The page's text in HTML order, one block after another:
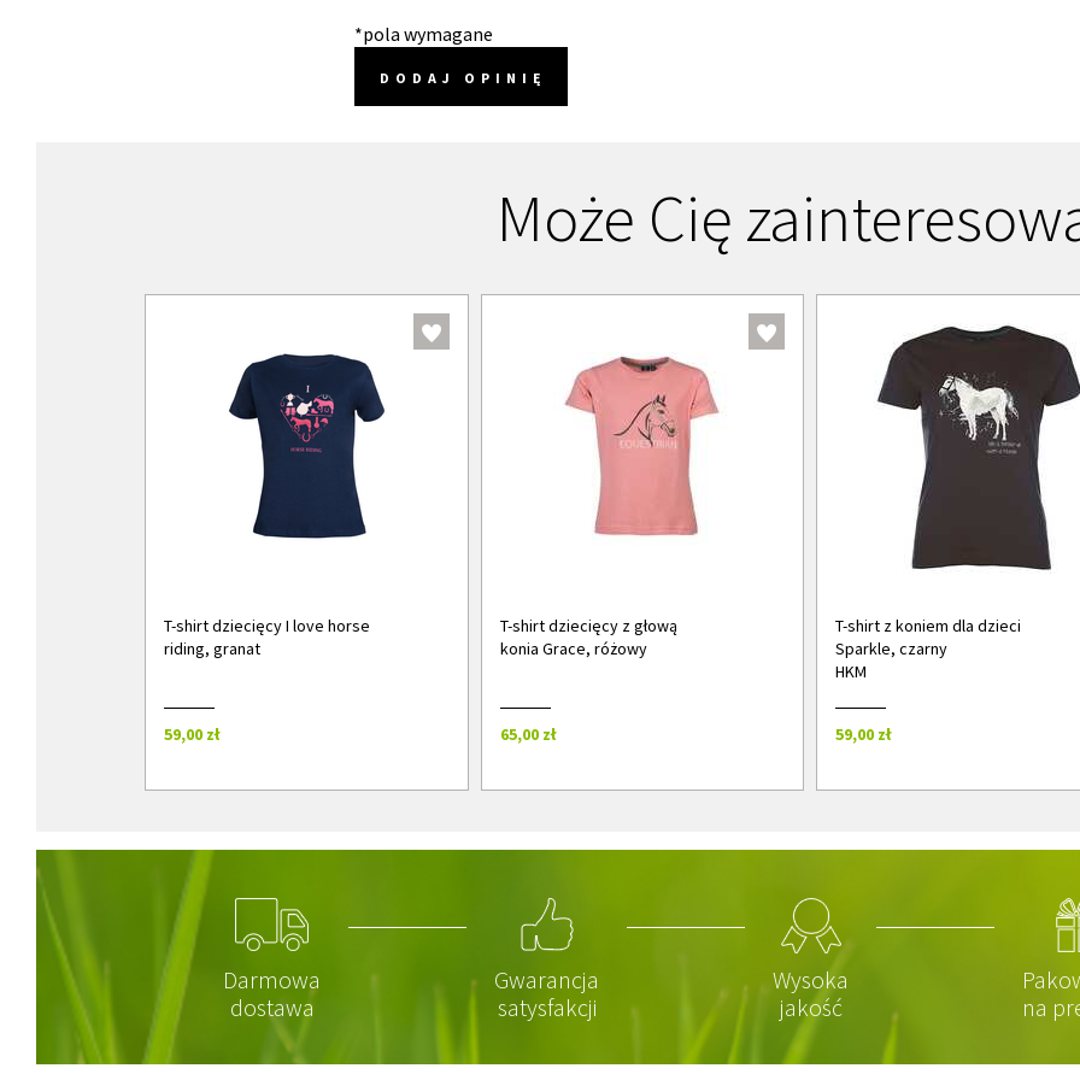
*pola wymagane
DODAJ OPINIĘ
Może Cię
T-shirt dziecięcy I love horse
riding, granat
59,00 zł
T-shirt dziecięcy z głową
konia Grace, różowy
65,00 zł
T-shirt z koniem dla dzieci
Sparkle, czarny
HKM
59,00 zł
Darmowa
dostawa
Gwarancja
satysfakcji
Wysoka
jakość
na